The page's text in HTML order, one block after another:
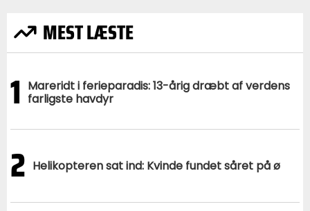
MEST LÆSTE
1 Mareridt i ferieparadis: 13-årig dræbt af verdens
farligste havdyr
2 Helikopteren sat ind: Kvinde fundet såret på ø